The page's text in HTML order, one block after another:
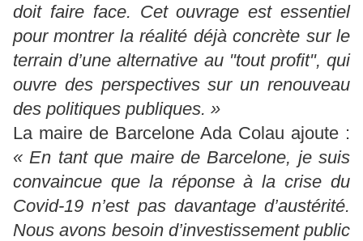
doit faire face. Cet ouvrage est essentiel
pour montrer la réalité déjà concrète sur le
terrain d’une alternative au "tout profit", qui
ouvre des perspectives sur un renouveau
des politiques publiques. »
La maire de Barcelone Ada Colau ajoute :
« En tant que maire de Barcelone, je suis
convaincue que la réponse à la crise du
Covid-19 n’est pas davantage d’austérité.
Nous avons besoin d’investissement public